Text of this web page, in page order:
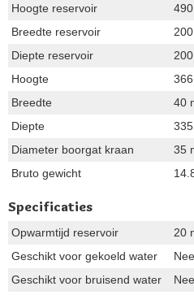
Hoogte reservoir
Breedte reservoir
Diepte reservoir
Hoogte
Breedte
40
Diepte
Diameter boorgat kraan
35
Bruto gewicht
Specificaties
Opwarmtijd reservoir
20
Geschikt voor gekoeld water
Nee
Geschikt voor bruisend water
Nee